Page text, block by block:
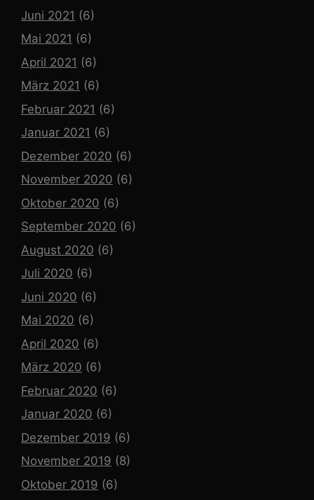
Juni 2021 (6)
Mai 2021 (6)
April 2021 (6)
März 2021 (6)
Februar 2021 (6)
Januar 2021 (6)
Dezember 2020 (6)
November 2020 (6)
Oktober 2020 (6)
September 2020 (6)
August 2020 (6)
Juli 2020 (6)
Juni 2020 (6)
Mai 2020 (6)
April 2020 (6)
März 2020 (6)
Februar 2020 (6)
Januar 2020 (6)
Dezember 2019 (6)
November 2019 (8)
Oktober 2019 (6)